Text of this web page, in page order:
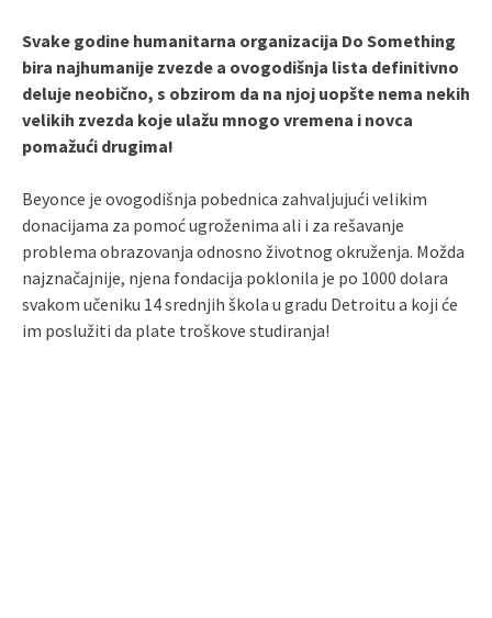
Svake godine humanitarna organizacija Do Something
bira najhumanije zvezde a ovogodišnja lista definitivno
deluje neobično, s obzirom da na njoj uopšte nema nekih
velikih zvezda koje ulažu mnogo vremena i novca
pomažući drugima!
Beyonce je ovogodišnja pobednica zahvaljujući velikim
donacijama za pomoć ugroženima ali i za rešavanje
problema obrazovanja odnosno životnog okruženja. Možda
najznačajnije, njena fondacija poklonila je po 1000 dolara
svakom učeniku 14 srednjih škola u gradu Detroitu a koji će
im poslužiti da plate troškove studiranja!